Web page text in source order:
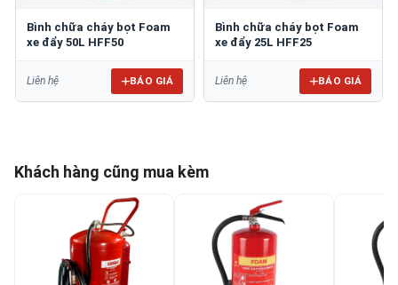
Bình chữa cháy bọt Foam
xe đẩy 50L HFF50
Liên hệ BÁO GIÁ
Bình chữa cháy bọt Foam
xe đẩy 25L HFF25
Liên hệ BÁO GIÁ
Khách hàng cũng mua kèm